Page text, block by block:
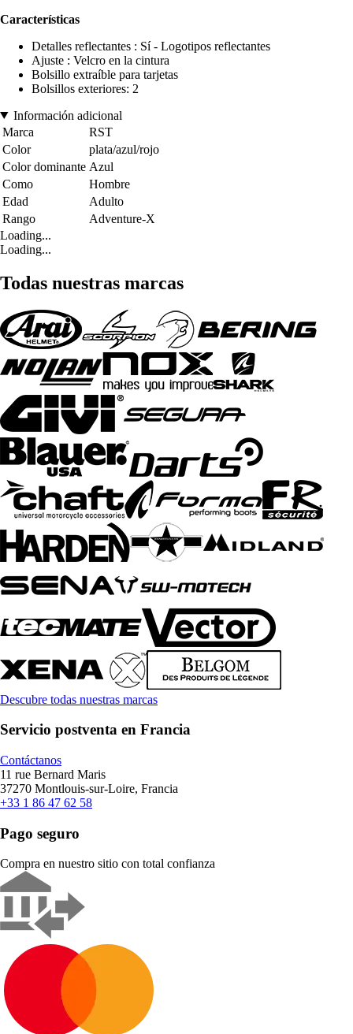
Características
Detalles reflectantes : Sí - Logotipos reflectantes
Ajuste : Velcro en la cintura
Bolsillo extraíble para tarjetas
Bolsillos exteriores: 2
Información adicional
Marca
RST
Color
plata/azul/rojo
Color dominante Azul
Como
Hombre
Edad
Adulto
Rango
Adventure-X
Loading...
Loading...
Todas nuestras marcas
Descubre todas nuestras marcas
Servicio postventa en Francia
Contáctanos
11 rue Bernard Maris
37270 Montlouis-sur-Loire, Francia
+33 1 86 47 62 58
Pago seguro
Compra en nuestro sitio con total confianza